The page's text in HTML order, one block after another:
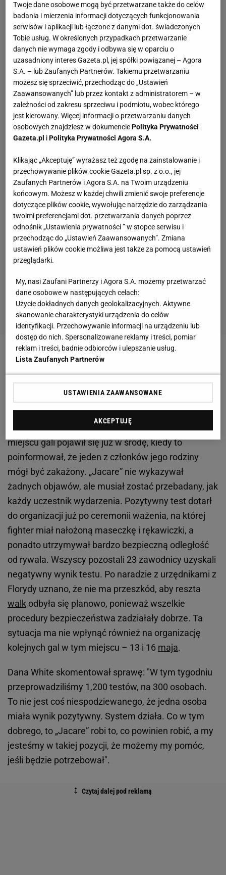
Zobacz wideoKrzysztof Jotko: Do walki będę
zamknięty w hotelu
Souza nie miał żadnych objawów
Zawodnik, który na co dzień trenuje w Orlando, na
miejscu gali pojawił się już w środę, kiedy to
poinformował, że jeden z członków jego rodziny
mógł być zakażony. „Jacare” nie wykazywał
żadnych objawów, ale musiał zostać przebadany, jak
każdy uczestnik wydarzenia. Pozytywny test dotarł
do organizacji już po ceremonii ważenia, na której
fighter miał nałożoną maseczkę i rękawiczki, a
ponadto utrzymywał bardzo bezpieczną odległość
od rywala. Wszyscy pozostali 23 zawodnicy uzyskali
negatywny wynik testu. Po naradzie z urzędnikami z
Florydy uznano, że nie ma przeszkód, aby reszta
walk odbyła się planowo, ponieważ wszelkie
procedury bezpieczeństwa zadziałały dobrze. Ta
sytuacja ma nie wpłynąć również na organizację
kolejnych gal w tym miejscu – 13 i 16 maja.
Dana White skomentował sprawę: "W tym tygodniu
przeprowadziliśmy 1,200 testów, na 300 osobach.
To nie jest coś niespodziewanego, że jedna osoba
miała wynik pozytywny. System działa. Co w tym
dobrego, to „Jacare” robi to, co powinien robić, a my
jesteśmy w takiej pozycji, że możemy my pomóc,
jeśli będzie potrzebował".
Twoje dane osobowe mogą być przetwarzane także do celów
badania i mierzenia informacji dotyczących funkcjonowania
serwisów i aplikacji lub łączone z danymi dot. świadczonych
Tobie usług. W określonych przypadkach przetwarzanie
danych nie wymaga zgody i odbywa się w oparciu o
uzasadniony interes Gazeta.pl, jej spółki powiązanej – Agora
S.A. – lub Zaufanych Partnerów. Takiemu przetwarzaniu
możesz się sprzeciwić, przechodząc do „Ustawień
Zaawansowanych” lub przez kontakt z administratorem – w
zależności od zakresu sprzeciwu i podmiotu, wobec którego
jest kierowany. Więcej informacji o przetwarzaniu danych
osobowych znajdziesz w dokumenciePolityka Prywatności
Gazeta.pl iPolityka Prywatności Agora S.A.
Klikając „Akceptuję” wyrażasz też zgodę na zainstalowanie i
przechowywanie plików cookie Gazeta.pl sp. z o.o., jej
Zaufanych Partnerów i Agora S.A. na Twoim urządzeniu
końcowym. Możesz w każdej chwili zmienić swoje preferencje
dotyczące plików cookie, wywołując narzędzie do zarządzania
twoimi preferencjami dot. przetwarzania danych poprzez
odnośnik „Ustawienia prywatności ” w stopce serwisu i
przechodząc do „Ustawień Zaawansowanych”. Zmiana
ustawień plików cookie możliwa jest także za pomocą ustawień
przeglądarki.
My, nasi Zaufani Partnerzy i Agora S.A. możemy przetwarzać
dane osobowe w następujących celach:
Użycie dokładnych danych geolokalizacyjnych. Aktywne
skanowanie charakterystyki urządzenia do celów
identyfikacji. Przechowywanie informacji na urządzeniu lub
dostęp do nich. Spersonalizowane reklamy i treści, pomiar
reklam i treści, badnie odbiorców i ulepszanie usług.
Lista Zaufanych Partnerów
USTAWIENIA ZAAWANSOWANE
AKCEPTUJĘ